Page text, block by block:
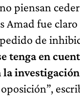
piensan
Amad fue
de
tenga en
la